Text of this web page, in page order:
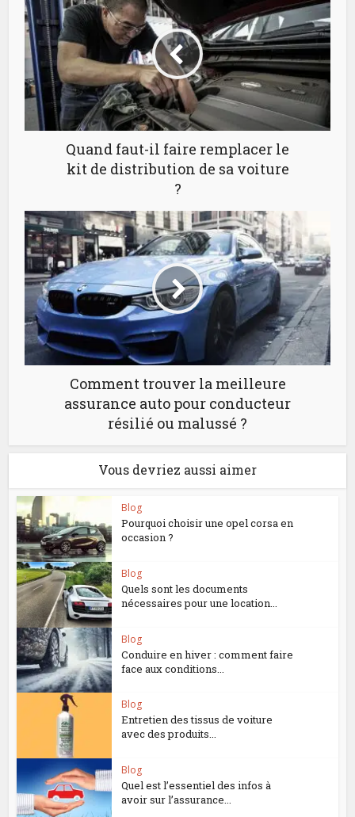
Quand faut-il faire remplacer le
kit de distribution de sa voiture
?
Comment trouver la meilleure
assurance auto pour conducteur
résilié ou malussé ?
Vous devriez aussi aimer
Blog
Pourquoi choisir une opel corsa en
occasion ?
Blog
Quels sont les documents
nécessaires pour une location...
Blog
Conduire en hiver : comment faire
face aux conditions...
Blog
Entretien des tissus de voiture
avec des produits...
Blog
Quel est l’essentiel des infos à
avoir sur l’assurance...